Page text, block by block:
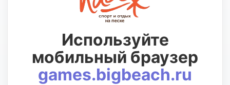
Используйте
мобильный браузер
games.bigbeach.ru